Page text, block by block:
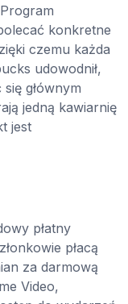
konkretne
czemu każda
udowodnił,
głównym
jedną kawiarnię
jest
płatny
płacą
za darmową
Video,